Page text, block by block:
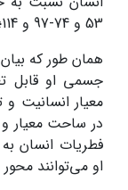
53 و 74-97 و 114؛ مطهری، 1374 ب: 20-23).
همان طور که
جسمی او قابل
معیار انسانیت و
در ساحت معیار و
فطریات انسان
او می‌توانند